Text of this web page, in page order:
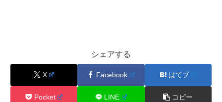
シェアする
X Facebook はてブ
Pocket LINE コピー